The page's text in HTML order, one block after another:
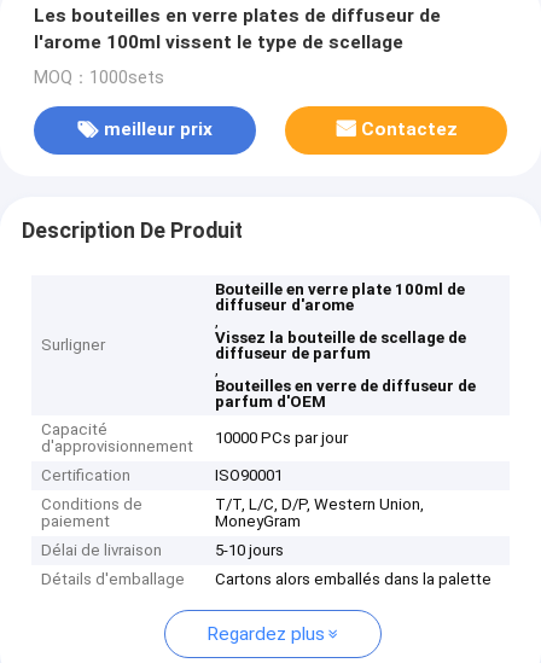
Les bouteilles en verre plates de diffuseur de
l'arome 100ml vissent le type de scellage
MOQ：1000sets
meilleur prix Contactez
Description De Produit
Surligner
Bouteille en verre plate 100ml de
diffuseur d'arome
,
Vissez la bouteille de scellage de
diffuseur de parfum
,
Bouteilles en verre de diffuseur de
parfum d'OEM
Capacité
d'approvisionnement
10000 PCs par jour
Certification
ISO90001
Conditions de
paiement
T/T, L/C, D/P, Western Union,
MoneyGram
Délai de livraison
5-10 jours
Détails d'emballage
Cartons alors emballés dans la palette
Regardez plus